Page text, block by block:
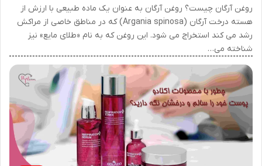
روغن آرگان چیست؟ روغن آرگان به عنوان یک ماده طبیعی با ارزش از
هسته درخت آرگان (Argania spinosa) که در مناطق خاصی از مراکش
رشد می کند استخراج می شود. این روغن که به نام «طلای مایع» نیز
شناخته می…